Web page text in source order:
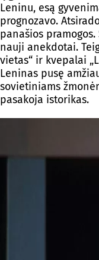
Leninu, esą
prognozavo.
panašios
nauji anekdotai.
vietas“ ir kvepalai
Leninas pusę
sovietiniams
pasakoja istorikas.